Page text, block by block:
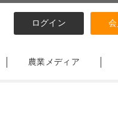
ログイン
農業メディア